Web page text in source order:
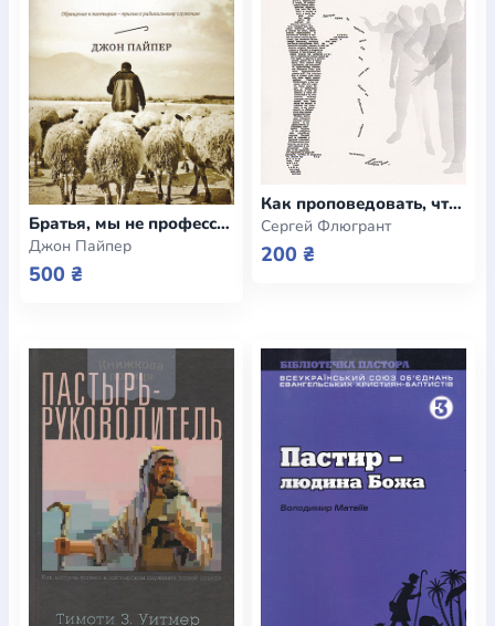
Братья, мы не профессионалы. Обращения к пастырям - призыв к радикальному служению
Джон Пайпер
500 ₴
Как проповедовать, чтобы вас услышали. 10 советов начинающим проповедникам
Сергей Флюгрант
200 ₴